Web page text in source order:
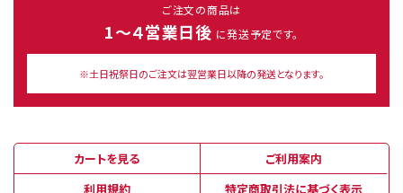
ご注文の商品は
1～４営業日後 に発送予定です。
※土日祝祭日のご注文は翌営業日以降の発送となります。
カートを見る
ご利用案内
利用規約
特定商取引法に基づく表示